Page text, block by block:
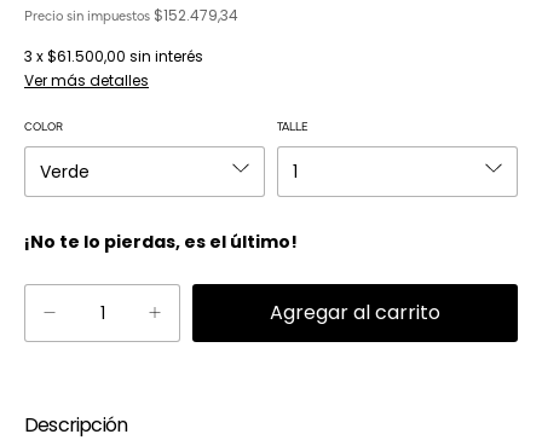
Precio sin impuestos $152.479,34
3 x$61.500,00 sin interés
Ver más detalles
COLOR TALLE
¡No te lo pierdas, es el último!
Descripción